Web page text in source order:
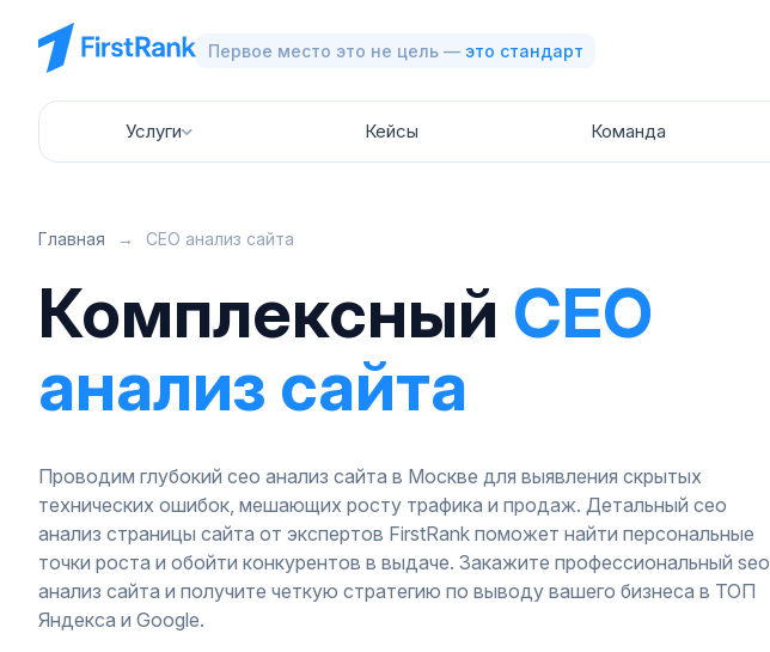
Первое место это не цель — это стандарт
Услуги Кейсы Команда
Главная → СЕО анализ сайта
Комплексный СЕО
анализ сайта
Проводим глубокий сео анализ сайта в Москве для выявления скрытых
технических ошибок, мешающих росту трафика и продаж. Детальный сео
анализ страницы сайта от экспертов FirstRank поможет найти персональные
точки роста и обойти конкурентов в выдаче. Закажите профессиональный seo
анализ сайта и получите четкую стратегию по выводу вашего бизнеса в ТОП
Яндекса и Google.